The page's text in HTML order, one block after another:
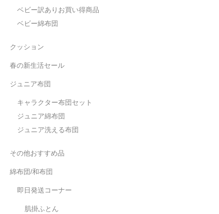
ベビー訳ありお買い得商品
ベビー綿布団
クッション
春の新生活セール
ジュニア布団
キャラクター布団セット
ジュニア綿布団
ジュニア洗える布団
その他おすすめ品
綿布団/和布団
即日発送コーナー
肌掛ふとん